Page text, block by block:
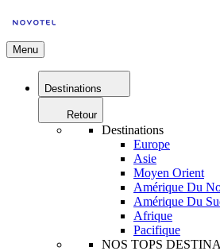
Menu
Destinations
Retour
Destinations
Europe
Asie
Moyen Orient
Amérique Du
Amérique Du
Afrique
Pacifique
NOS TOPS